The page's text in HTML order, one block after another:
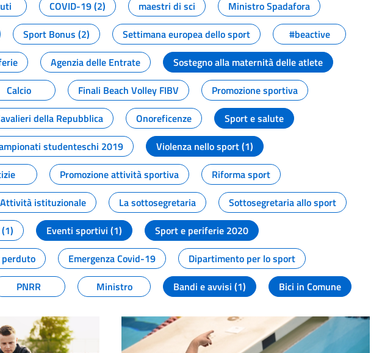
COVID-19 (2) maestri di sci
Ministro Spadafora
Sport Bonus (2) Settimana europea dello sport
#beactive
Agenzia delle Entrate
Sostegno alla maternità delle atlete
Calcio Finali Beach Volley FIBV
Promozione sportiva
della Repubblica Onoreficenze
Sport e salute
studenteschi 2019
Violenza nello sport (1)
Promozione attività sportiva
Riforma sport
Attività istituzionale La sottosegretaria
Sottosegretaria allo sport
Eventi sportivi (1)
Sport e periferie 2020
Emergenza Covid-19
Dipartimento per lo sport
PNRR Ministro Bandi e avvisi (1) Bici in Comune